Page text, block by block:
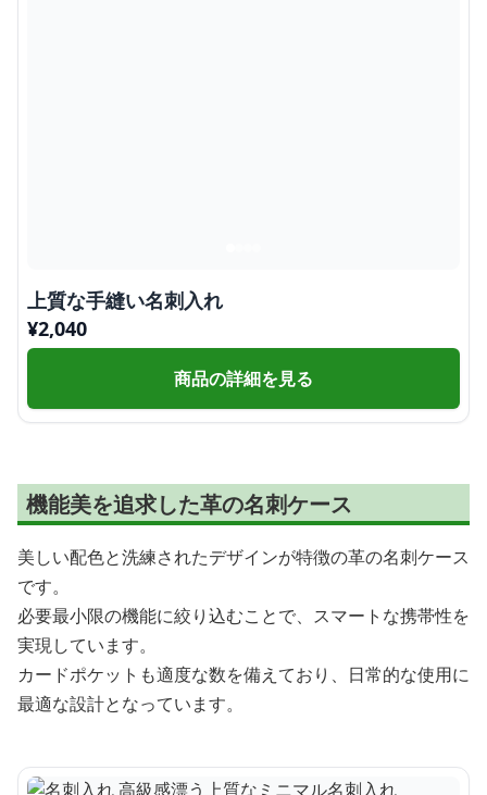
上質な手縫い名刺入れ
¥2,040
商品の詳細を見る
機能美を追求した革の名刺ケース
美しい配色と洗練されたデザインが特徴の革の名刺ケース
です。
必要最小限の機能に絞り込むことで、スマートな携帯性を
実現しています。
カードポケットも適度な数を備えており、日常的な使用に
最適な設計となっています。